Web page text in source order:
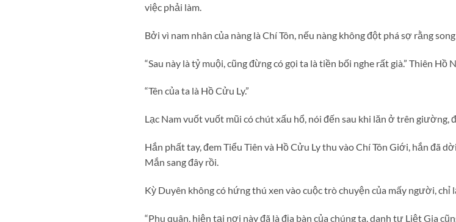
việc phải làm.
Bởi vì nam nhân của nàng là Chí Tôn, nếu nàng không đột phá sợ rằng
“Sau này là tỷ muội, cũng đừng có gọi ta là tiền bối nghe rất già.” Thiên
“Tên của ta là Hồ Cửu Ly.”
Lạc Nam vuốt vuốt mũi có chút xấu hổ, nói đến sau khi lăn ở trên
Hắn phất tay, đem Tiểu Tiên và Hồ Cửu Ly thu vào Chí Tôn Giới, hắn đã
Mắn sang đây rồi.
Kỳ Duyên không có hứng thú xen vào cuộc trò chuyện của mấy người,
“Phu quân, hiện tại nơi này đã là địa bàn của chúng ta, danh tự Liệt Gia